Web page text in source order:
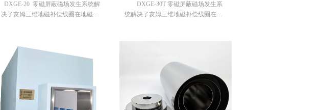
统
DXGE-20 零磁屏蔽磁场发生系统解
决了亥姆三维地磁补偿线圈在地磁场
水平（小于1nT)，在配备高精度磁通
门计及高精度线性电源与三维等径亥
姆霍兹线圈的情况下，能够达到在
（0-100000nT)磁场的范围内，三分量
X,Y,Z的磁场产生可以精确到1nT，调
节步进也可精确到1nT。
统
DXGE-30T 零磁屏蔽磁场发生系
统解决了亥姆三维地磁补偿线圈在地
亥姆霍兹线圈的情况下，能够达到在
（0-100000nT)磁场的范围内，三分量
X,Y,Z的磁场产生可以精确到1nT，调
节步进也可精确到1nT，使科研,军工,
医疗等众多领域的产品制作和实验极